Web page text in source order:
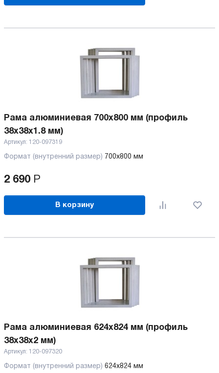
Рама алюминиевая 700х800 мм (профиль
38х38х1.8 мм)
Артикул: 120-097319
Формат (внутренний размер) 700х800 мм
2 690 Р
В корзину
Рама алюминиевая 624х824 мм (профиль
38х38х2 мм)
Артикул: 120-097320
Формат (внутренний размер) 624х824 мм